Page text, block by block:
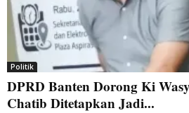
Politik
DPRD Banten Dorong Ki
Chatib Ditetapkan Jadi...